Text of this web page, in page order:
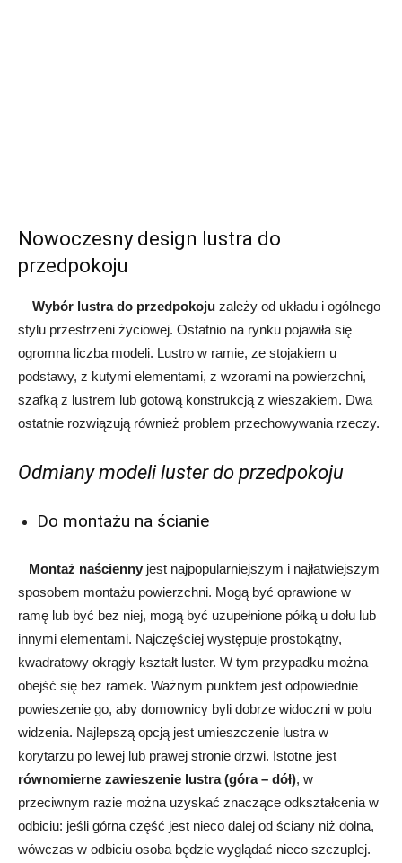
Nowoczesny design lustra do
przedpokoju
Wybór lustra do przedpokoju zależy od układu i ogólnego
stylu przestrzeni życiowej. Ostatnio na rynku pojawiła się
ogromna liczba modeli. Lustro w ramie, ze stojakiem u
podstawy, z kutymi elementami, z wzorami na powierzchni,
szafką z lustrem lub gotową konstrukcją z wieszakiem. Dwa
ostatnie rozwiązują również problem przechowywania rzeczy.
Odmiany modeli luster do przedpokoju
Do montażu na ścianie
Montaż naścienny jest najpopularniejszym i najłatwiejszym
sposobem montażu powierzchni. Mogą być oprawione w
ramę lub być bez niej, mogą być uzupełnione półką u dołu lub
innymi elementami. Najczęściej występuje prostokątny,
kwadratowy okrągły kształt luster. W tym przypadku można
obejść się bez ramek. Ważnym punktem jest odpowiednie
powieszenie go, aby domownicy byli dobrze widoczni w polu
widzenia. Najlepszą opcją jest umieszczenie lustra w
korytarzu po lewej lub prawej stronie drzwi. Istotne jest
równomierne zawieszenie lustra (góra – dół), w
przeciwnym razie można uzyskać znaczące odkształcenia w
odbiciu: jeśli górna część jest nieco dalej od ściany niż dolna,
wówczas w odbiciu osoba będzie wyglądać nieco szczuplej.